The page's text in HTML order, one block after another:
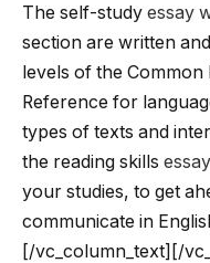
The self-study essay
section are written
levels of the
Reference for
types of texts and
the reading skills
your studies, to get
communicate in
[/vc_column_text][/